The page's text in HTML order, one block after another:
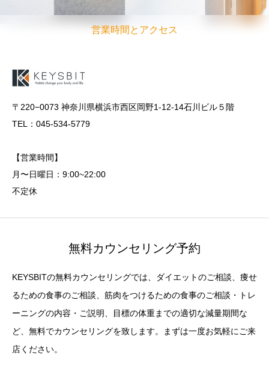
営業時間とアクセス
〒220−0073 神奈川県横浜市西区岡野1-12-14石川ビル５階
TEL：045-534-5779
【営業時間】
月〜日曜日：9:00~22:00
不定休
無料カウンセリング予約
KEYSBITの無料カウンセリングでは、ダイエットのご相談、痩せ
るための食事のご相談、筋肉をつけるための食事のご相談・トレ
ーニングの内容・ご説明、目標の体重までの適切な減量期間な
ど、無料でカウンセリングを致します。まずは一度お気軽にご来
店ください。